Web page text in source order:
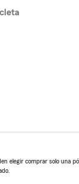
elegir comprar solo una